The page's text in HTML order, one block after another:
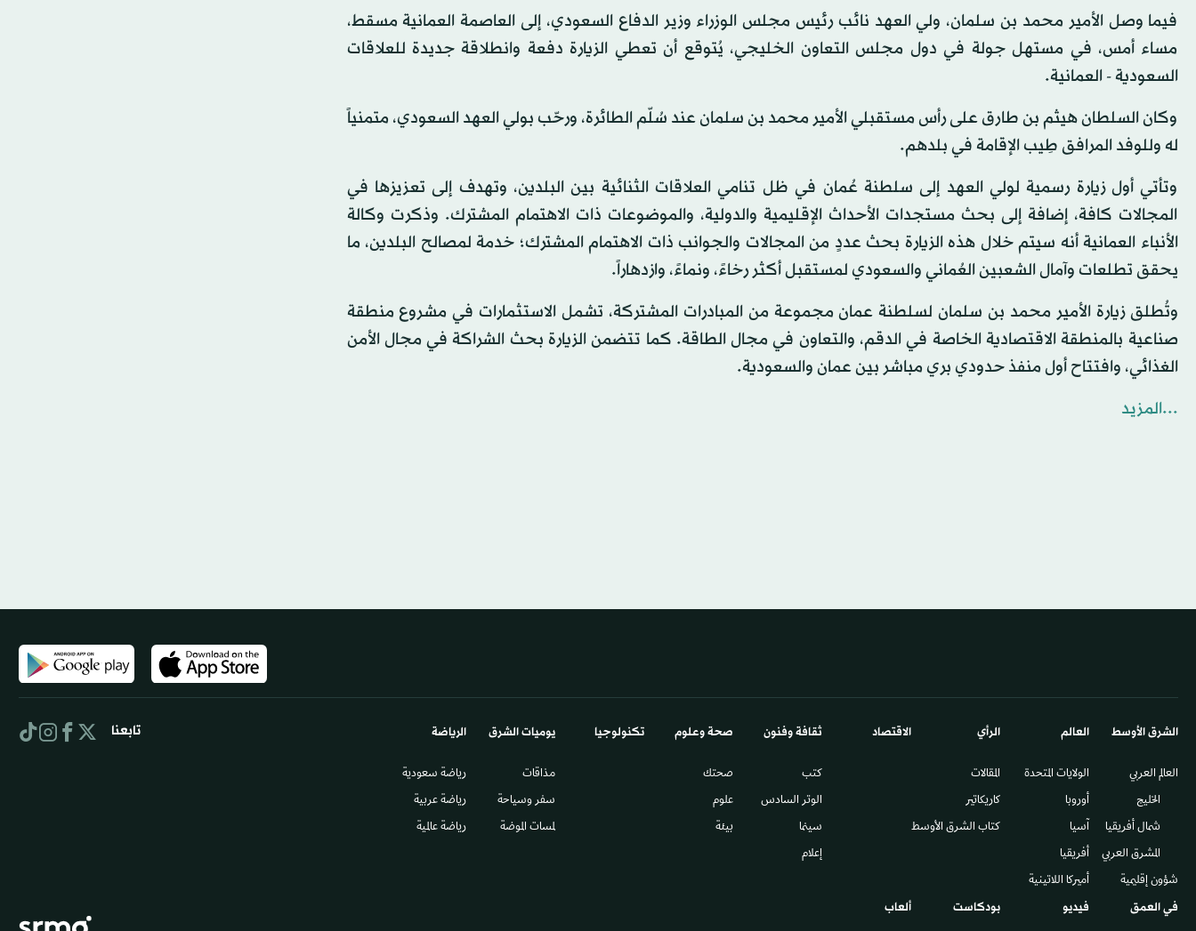
فيما وصل الأمير محمد بن سلمان، ولي العهد نائب رئيس مجلس الوزراء وزير الدفاع السعودي، إلى العاصمة العمانية مسقط،
مساء أمس، في مستهل جولة في دول مجلس التعاون الخليجي، يُتوقع أن تعطي الزيارة دفعة وانطلاقة جديدة للعلاقات
السعودية - العمانية.
وكان السلطان هيثم بن طارق على رأس مستقبلي الأمير محمد بن سلمان عند سُلّم الطائرة، ورحّب بولي العهد السعودي، متمنياً
له وللوفد المرافق طِيب الإقامة في بلدهم.
وتأتي أول زيارة رسمية لولي العهد إلى سلطنة عُمان في ظل تنامي العلاقات الثنائية بين البلدين، وتهدف إلى تعزيزها في
المجالات كافة، إضافة إلى بحث مستجدات الأحداث الإقليمية والدولية، والموضوعات ذات الاهتمام المشترك. وذكرت وكالة
الأنباء العمانية أنه سيتم خلال هذه الزيارة بحث عددٍ من المجالات والجوانب ذات الاهتمام المشترك؛ خدمة لمصالح البلدين، ما
يحقق تطلعات وآمال الشعبين العُماني والسعودي لمستقبل أكثر رخاءً، ونماءً، وازدهاراً.
وتُطلق زيارة الأمير محمد بن سلمان لسلطنة عمان مجموعة من المبادرات المشتركة، تشمل الاستثمارات في مشروع منطقة
صناعية بالمنطقة الاقتصادية الخاصة في الدقم، والتعاون في مجال الطاقة. كما تتضمن الزيارة بحث الشراكة في مجال الأمن
الغذائي، وافتتاح أول منفذ حدودي بري مباشر بين عمان والسعودية.
...المزيد
الشرق الأوسط​
العالم العربي
الخليج
شمال أفريقيا
المشرق العربي
شؤون إقليمية
العالم
الولايات المتحدة
أوروبا
آسيا
أفريقيا
أميركا اللاتينية
الرأي
المقالات
كاريكاتير
كتاب الشرق الأوسط
الاقتصاد ثقافة وفنون
كتب
الوتر السادس​
سينما
إعلام
صحة وعلوم
صحتك
علوم
بيئة
تكنولوجيا يوميات الشرق​
مذاقات
سفر وسياحة
لمسات الموضة
الرياضة
رياضة سعودية
رياضة عربية
رياضة عالمية
في العمق فيديو بودكاست ألعاب
تابعنا